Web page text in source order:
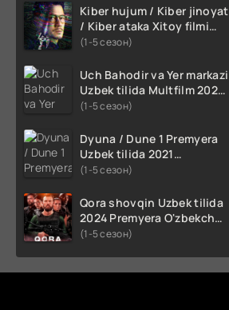
Kiber hujum / Kiber jinoyat
/ Kiber ataka Xitoy filmi
Uzbek tilida O'zbekcha
HD skachat
(1-5 сезон)
Uch Bahodir va Yer markazi
Uzbek tilida Multfilm 2025
tarjima HD skachat
(1-5 сезон)
Dyuna / Dune 1 Premyera
Uzbek tilida 2021
O'zbekcha tarjima kino HD
(1-5 сезон)
Qora shovqin Uzbek tilida
2024 Premyera O'zbekcha
tarjima kino HD skachat
(1-5 сезон)